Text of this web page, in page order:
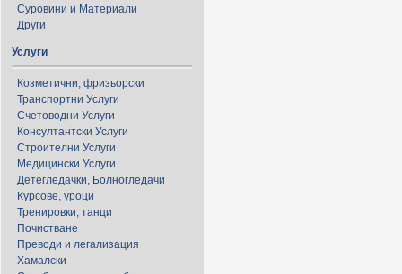
Суровини и Материали
Други
Услуги
Козметични, фризьорски
Транспортни Услуги
Счетоводни Услуги
Консултантски Услуги
Строителни Услуги
Медицински Услуги
Детегледачки, Болногледачи
Курсове, уроци
Тренировки, танци
Почистване
Преводи и легализация
Хамалски